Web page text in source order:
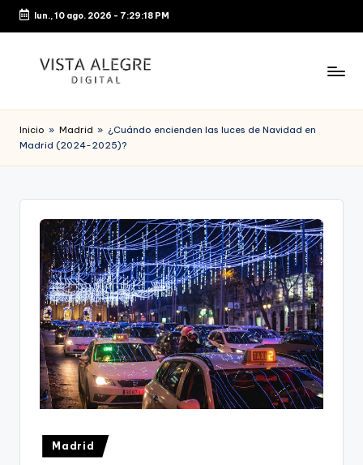
Saltar
contenido
lun., 10 ago. 2026 - 7:29:19 PM
Inicio » Madrid » ¿Cuándo encienden las luces de Navidad en
Madrid (2024-2025)?
Publicado
en
Madrid